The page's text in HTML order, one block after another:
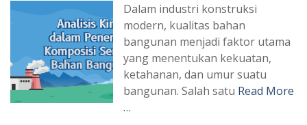
Dalam industri konstruksi
modern, kualitas bahan
bangunan menjadi faktor utama
yang menentukan kekuatan,
ketahanan, dan umur suatu
bangunan. Salah satu Read More
…